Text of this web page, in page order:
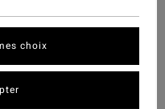
choix